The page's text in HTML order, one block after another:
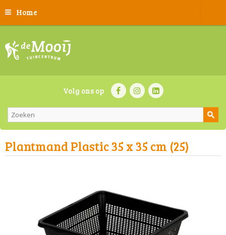
Home
Volg ons op
Plantmand Plastic 35 x 35 cm (25)